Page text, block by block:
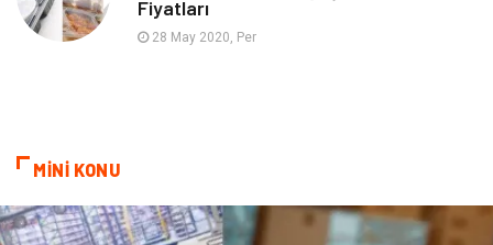
Aksesuar Fiyatları
28 May 2020, Per
MİNİ KONU